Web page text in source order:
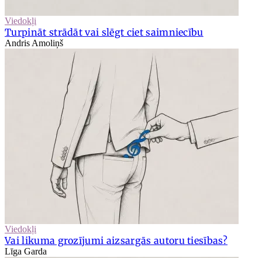
Viedokļi
Turpināt strādāt vai slēgt ciet saimniecību
Andris Amoliņš
Viedokļi
Vai likuma grozījumi aizsargās autoru tiesības?
Līga Garda